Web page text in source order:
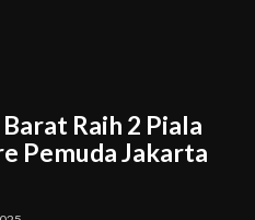
Raih 2 Piala
Pemuda Jakarta